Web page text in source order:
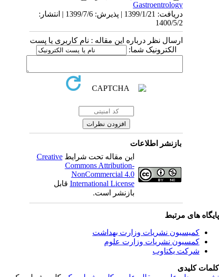
Gastroentrology
دریافت: 1399/1/21 | پذیرش: 1399/7/6 | انتشار:
1400/5/2
ارسال نظر درباره این مقاله : نام کاربری یا پست
الکترونیک شما:
بازنشر اطلاعات
این مقاله تحت شرایطCreative
Commons Attribution-
NonCommercial 4.0
International Licenseقابل
بازنشر است.
های مرتبط
کمیسیون نشریات وزارت بهداشت
کمسیون نشریات وزارت علوم
شرکت یکتاوب
کلیدی